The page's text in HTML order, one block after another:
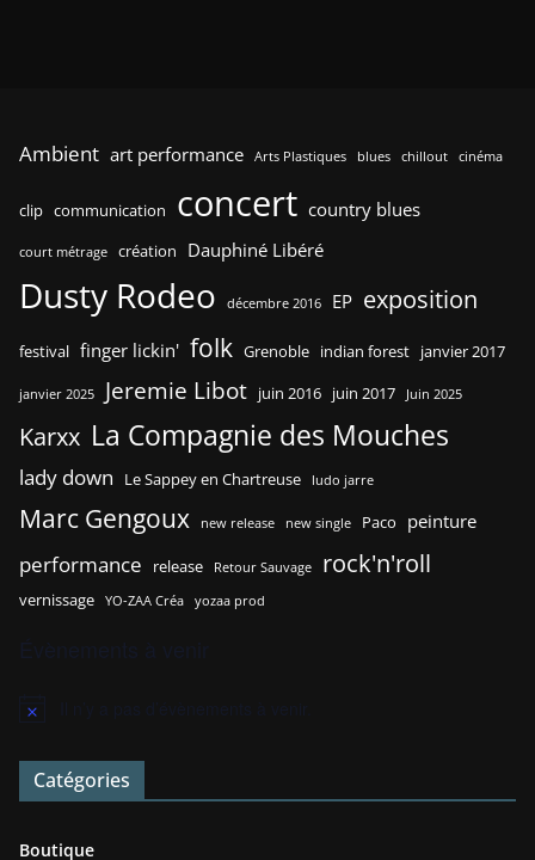
Ambient art performance Arts Plastiques blues chillout cinéma
clip communication concert country blues
court métrage création Dauphiné Libéré
Dusty Rodeo décembre 2016 EP exposition
festival finger lickin' folk Grenoble indian forest janvier 2017
janvier 2025 Jeremie Libot juin 2016 juin 2017 Juin 2025
Karxx La Compagnie des Mouches
lady down Le Sappey en Chartreuse ludo jarre
Marc Gengoux new release new single Paco peinture
performance release Retour Sauvage rock'n'roll
vernissage YO-ZAA Créa yozaa prod
N
t
c
Catégories
Boutique